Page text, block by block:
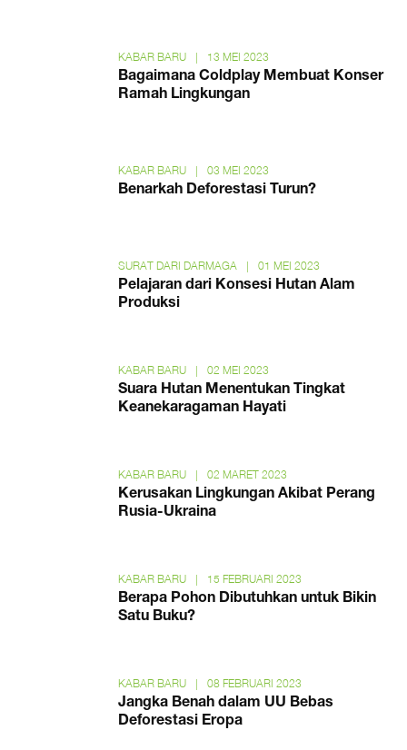
KABAR BARU | 13 MEI 2023
Bagaimana Coldplay Membuat Konser
Ramah Lingkungan
KABAR BARU | 03 MEI 2023
Benarkah Deforestasi Turun?
SURAT DARI DARMAGA | 01 MEI 2023
Pelajaran dari Konsesi Hutan Alam
Produksi
KABAR BARU | 02 MEI 2023
Suara Hutan Menentukan Tingkat
Keanekaragaman Hayati
KABAR BARU | 02 MARET 2023
Kerusakan Lingkungan Akibat Perang
Rusia-Ukraina
KABAR BARU | 15 FEBRUARI 2023
Berapa Pohon Dibutuhkan untuk Bikin
Satu Buku?
KABAR BARU | 08 FEBRUARI 2023
Jangka Benah dalam UU Bebas
Deforestasi Eropa